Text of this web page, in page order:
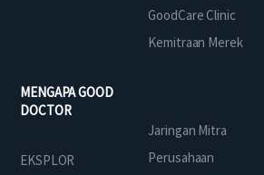
GoodCare Clinic
Kemitraan Merek
MENGAPA GOOD
DOCTOR
EKSPLOR
Jaringan Mitra
Perusahaan